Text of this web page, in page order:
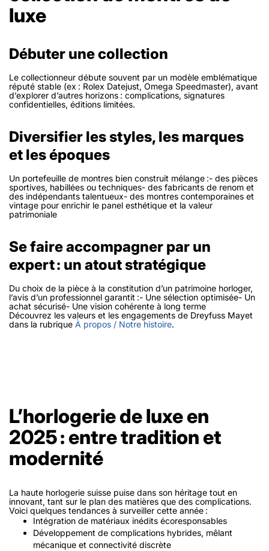
luxe
Débuter une collection
Le collectionneur débute souvent par un modèle emblématique
réputé stable (ex : Rolex Datejust, Omega Speedmaster), avant
d’explorer d’autres horizons : complications, signatures
confidentielles, éditions limitées.
Diversifier les styles, les marques
et les époques
Un portefeuille de montres bien construit mélange :- des pièces
sportives, habillées ou techniques- des fabricants de renom et
des indépendants talentueux- des montres contemporaines et
vintage pour enrichir le panel esthétique et la valeur
patrimoniale
Se faire accompagner par un
expert : un atout stratégique
Du choix de la pièce à la constitution d’un patrimoine horloger,
l’avis d’un professionnel garantit :- Une sélection optimisée- Un
achat sécurisé- Une vision cohérente à long terme
Découvrez les valeurs et les engagements de Dreyfuss Mayet
dans la rubrique À propos / Notre histoire.
L’horlogerie de luxe en
2025 : entre tradition et
modernité
La haute horlogerie suisse puise dans son héritage tout en
innovant, tant sur le plan des matières que des complications.
Voici quelques tendances à surveiller cette année :
Intégration de matériaux inédits écoresponsables
Développement de complications hybrides, mêlant
mécanique et connectivité discrète